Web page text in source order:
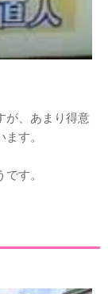
が、あまり得意
す。
す。